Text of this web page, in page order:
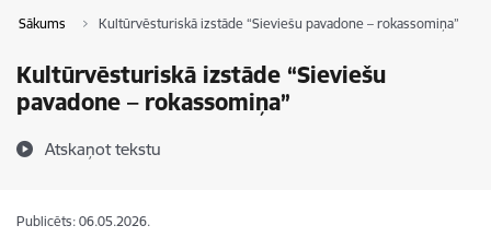
Sākums Kultūrvēsturiskā izstāde “Sieviešu pavadone – rokassomiņa”
Kultūrvēsturiskā izstāde “Sieviešu
pavadone – rokassomiņa”
Atskaņot tekstu
Publicēts: 06.05.2026.